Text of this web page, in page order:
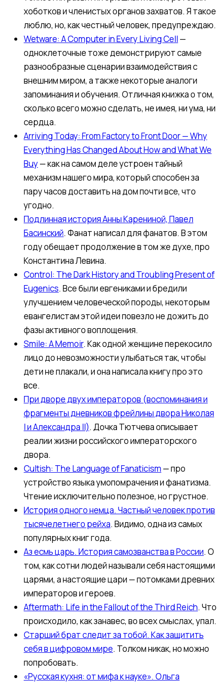
хоботков и членистых органов захватов. Я такое
люблю, но, как честный человек, предупреждаю.
Wetware: A Computer in Every Living Cell —
одноклеточные тоже демонстрируют самые
разнообразные сценарии взаимодействия с
внешним миром, а также некоторые аналоги
запоминания и обучения. Отличная книжка о том,
сколько всего можно сделать, не имея, ни ума, ни
сердца.
Arriving Today: From Factory to Front Door — Why
Everything Has Changed About How and What We
Buy— как на самом деле устроен тайный
механизм нашего мира, который способен за
пару часов доставить на дом почти все, что
угодно.
Подлинная история Анны Карениной, Павел
Басинский. Фанат написал для фанатов. В этом
году обещает продолжение в том же духе, про
Константина Левина.
Control: The Dark History and Troubling Present of
Eugenics. Все были евгениками и бредили
улучшением человеческой породы, некоторым
евангелистам этой идеи повезло не дожить до
фазы активного воплощения.
Smile: A Memoir. Как одной женщине перекосило
лицо до невозможности улыбаться так, чтобы
дети не плакали, и она написала книгу про это
все.
При дворе двух императоров (воспоминания и
фрагменты дневников фрейлины двора Николая
I и Александра II). Дочка Тютчева описывает
реалии жизни российского императорского
двора.
Cultish: The Language of Fanaticism — про
устройство языка умопомрачения и фанатизма.
Чтение исключительно полезное, но грустное.
История одного немца. Частный человек против
тысячелетнего рейха. Видимо, одна из самых
популярных книг года.
Аз есмь царь. История самозванства в России. О
том, как сотни людей называли себя настоящими
царями, а настоящие цари — потомками древних
императоров и героев.
Aftermath: Life in the Fallout of the Third Reich. Что
происходило, как занавес, во всех смыслах, упал.
Старший брат следит за тобой. Как защитить
себя в цифровом мире. Толком никак, но можно
попробовать.
«Русская кухня: от мифа к науке». Ольга